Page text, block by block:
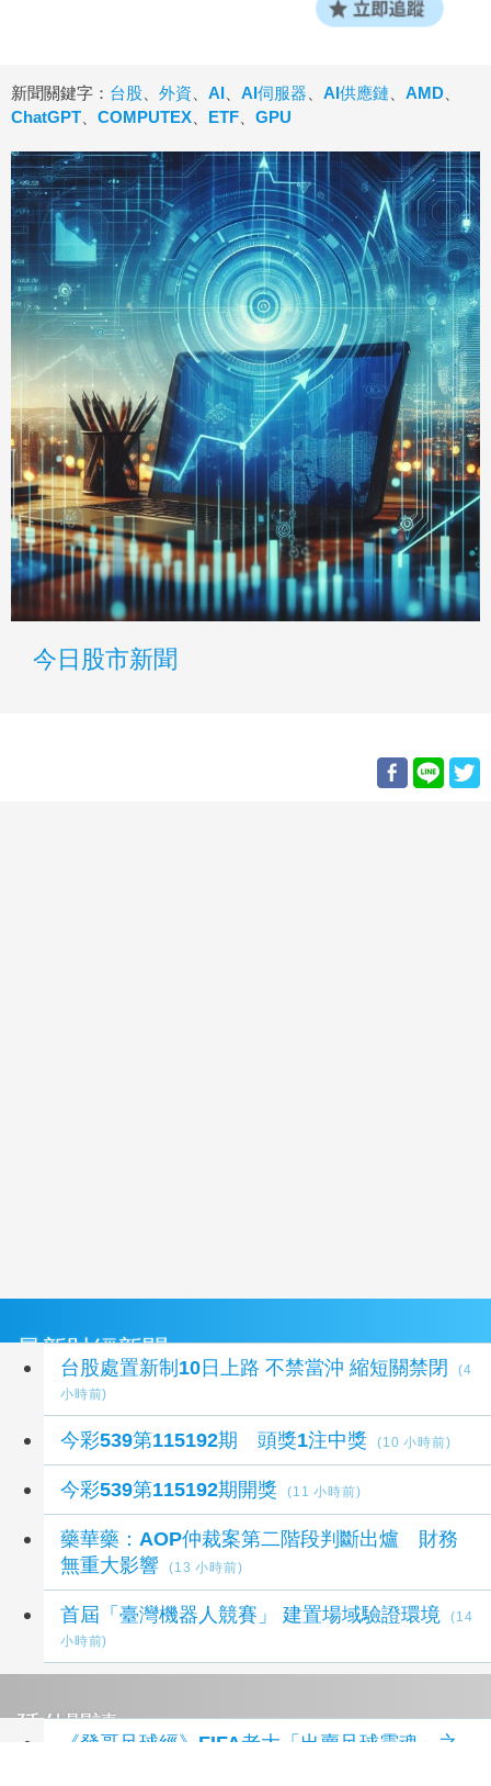
新聞關鍵字： 台股 外資 AI AI伺服器 AI供應鏈 AMD
ChatGPT
COMPUTEX ETF GPU
今日股市新聞
最新財經新聞
台股處置新制10日上路 不禁當沖 縮短關禁閉
(4
小時前)
今彩539第115192期 頭獎1注中獎 (10 小時前)
今彩539第115192期開獎 (11 小時前)
藥華藥：AOP仲裁案第二階段判斷出爐 財務
無重大影響
(13 小時前)
首屆「臺灣機器人競賽」 建置場域驗證環境
(14
小時前)
延伸閱讀
《發哥足球經》FIFA老大「出賣足球靈魂」之